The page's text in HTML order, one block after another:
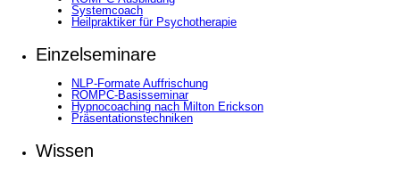
Systemcoach
Heilpraktiker für Psychotherapie
Einzelseminare
NLP-Formate Auffrischung
ROMPC-Basisseminar
Hypnocoaching nach Milton Erickson
Präsentationstechniken
Wissen